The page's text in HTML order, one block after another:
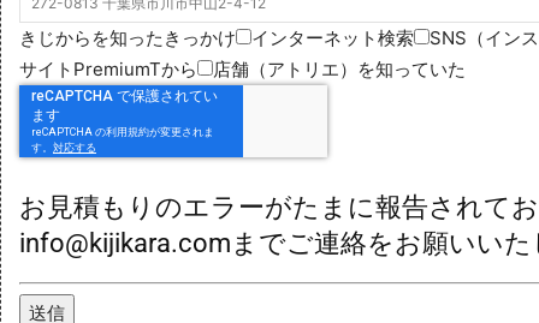
きじからを知ったきっかけ インターネット検索
SNS（イン
サイトPremiumTから
店舗（アトリエ）を知っていた
お見積もりのエラーがたまに報告されて
info@kijikara.comまでご連絡をお願いい
送信